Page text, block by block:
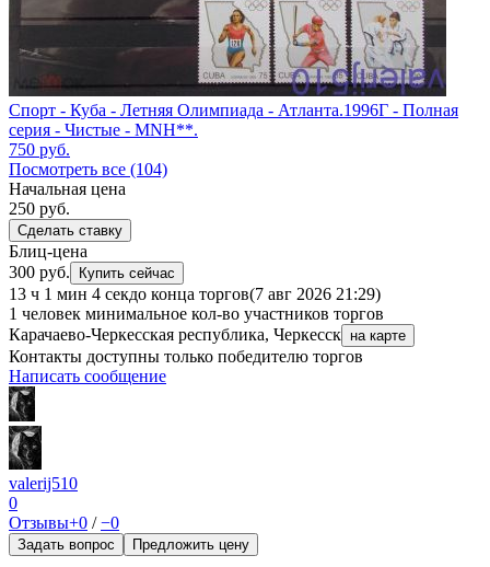
Спорт - Куба - Летняя Олимпиада - Атланта.1996Г - Полная
серия - Чистые - MNH**.
750 руб.
Посмотреть все (104)
Начальная цена
250 руб.
Сделать ставку
Блиц-цена
300 руб.
Купить сейчас
13 ч 1 мин 4 секдо конца торгов(7 авг 2026 21:29)
1 человек минимальное кол-во участников торгов
Карачаево-Черкесская республика, Черкесск на карте
Контакты доступны только победителю торгов
Написать сообщение
valerij510
0
Отзывы+0 /−0
Задать вопрос Предложить цену